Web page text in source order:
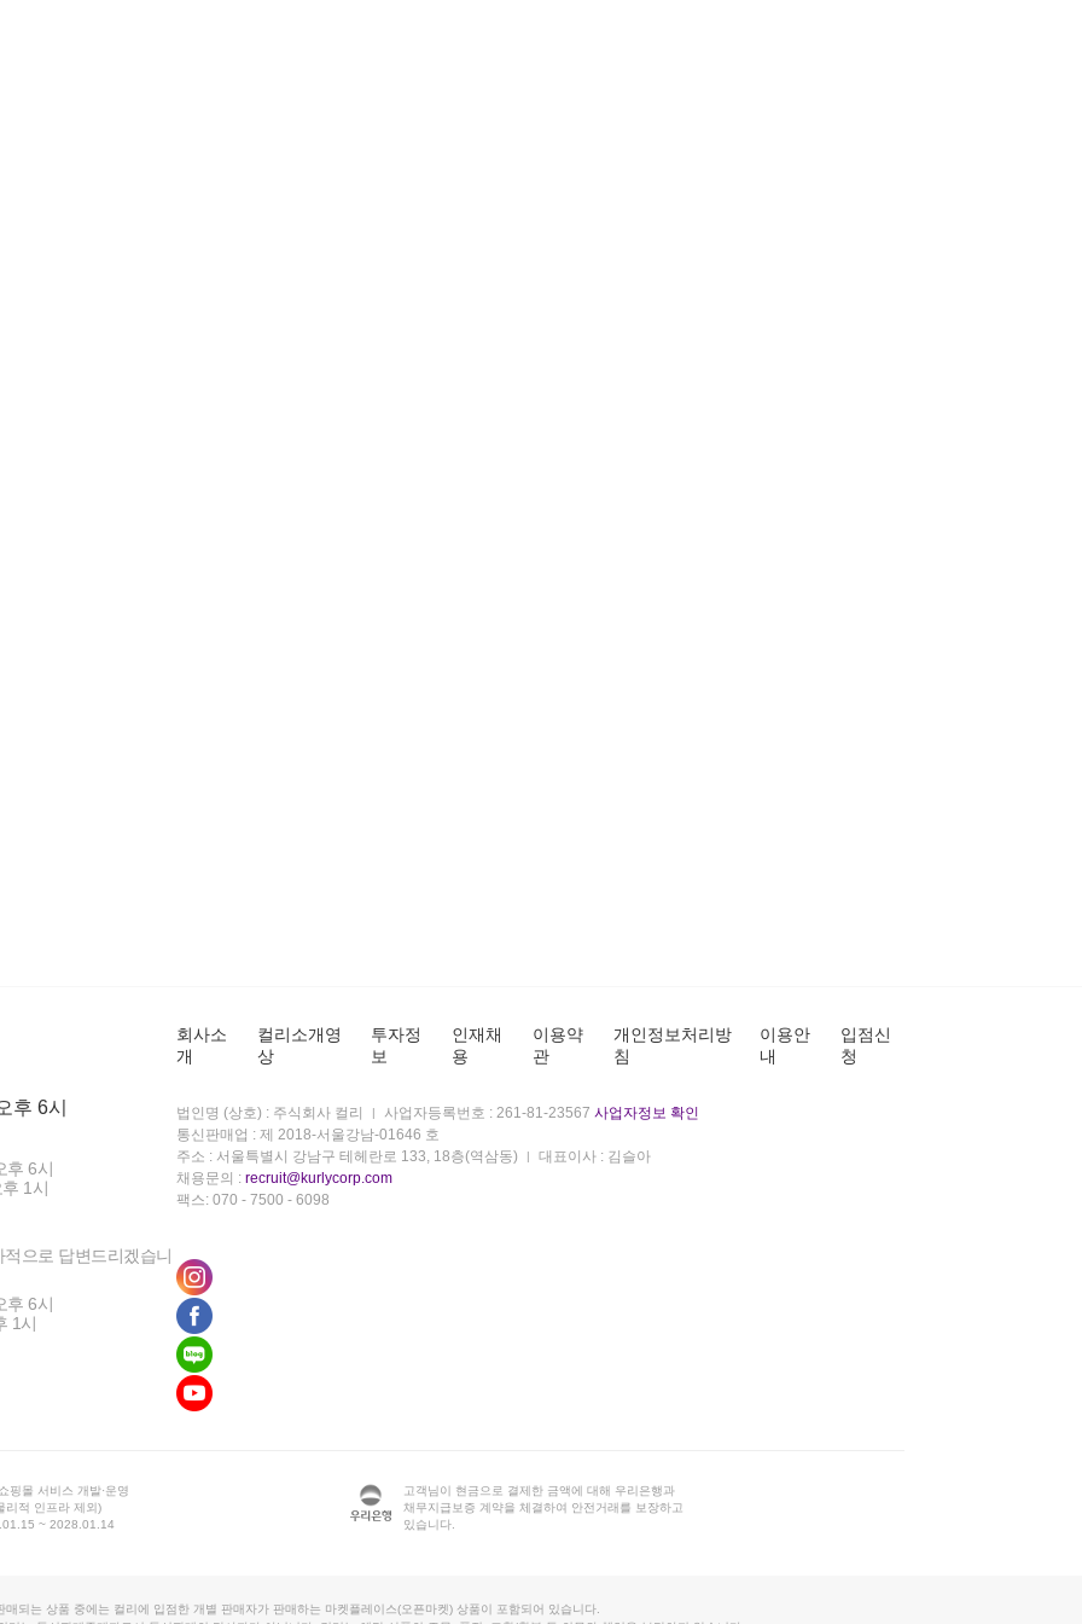
후 6시
후 6시
1시
으로 답변드리겠습니
후 6시
1시
회사소
개
컬리소개영
상
투자정
보
인재채
용
이용약
관
개인정보처리방
침
이용안
내
입점신
청
법인명 (상호) : 주식회사 컬리 사업자등록번호 : 261-81-23567 사업자정보 확인
통신판매업 : 제 2018-서울강남-01646 호
주소 : 서울특별시 강남구 테헤란로 133, 18층(역삼동)
대표이사 : 김슬아
채용문의 : recruit@kurlycorp.com
팩스: 070 - 7500 - 6098
핑몰 서비스 개발·운영
리적 인프라 제외)
~ 2028.01.14
고객님이 현금으로 결제한 금액에 대해 우리은행과
채무지급보증 계약을 체결하여 안전거래를 보장하고
있습니다.
매되는 상품 중에는 컬리에 입점한 개별 판매자가 판매하는 마켓플레이스(오픈마켓) 상품이 포함되어 있습니다.